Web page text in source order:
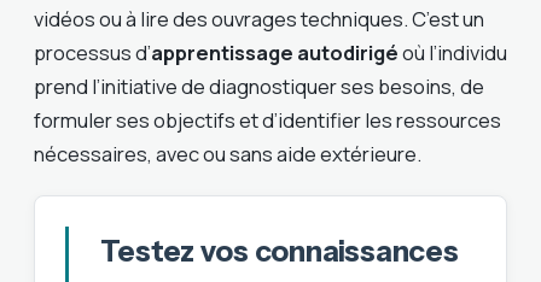
vidéos ou à lire des ouvrages techniques. C’est un
processus d’apprentissage autodirigéoù l’individu
prend l’initiative de diagnostiquer ses besoins, de
formuler ses objectifs et d’identifier les ressources
nécessaires, avec ou sans aide extérieure.
Testez vos connaissances